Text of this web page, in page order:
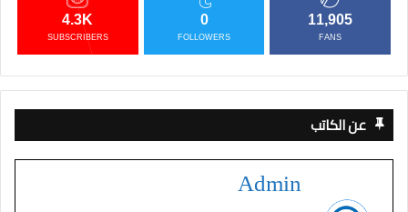
11,905
FANS
0
FOLLOWERS
4.3K
SUBSCRIBERS
عن الكاتب
Admin